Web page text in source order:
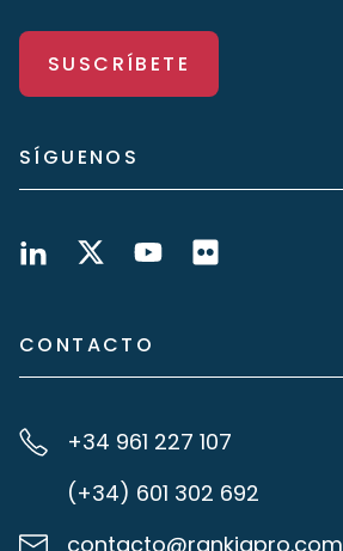
SUSCRÍBETE
SÍGUENOS
CONTACTO
+34 961 227 107
(+34) 601 302 692
contacto@rankiapro.com